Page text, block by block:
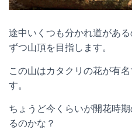
途中いくつも分かれ道があ
ずつ山頂を目指します。
この山はカタクリの花が有
す。
ちょうど今くらいが開花時
るのかな？